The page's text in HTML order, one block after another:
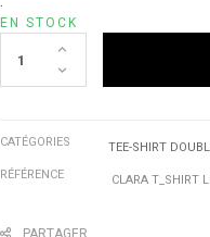
EN STOCK
CATÉGORIES
TEE-SHIRT
RÉFÉRENCE
CLARA T_SHIRT
PARTAGER